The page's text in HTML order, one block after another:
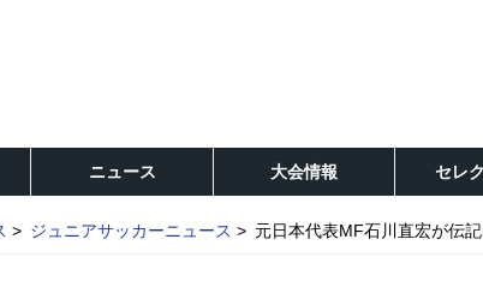
ニュース 大会情報 セレ
ジュニアサッカーニュース 元日本代表MF石川直宏が伝